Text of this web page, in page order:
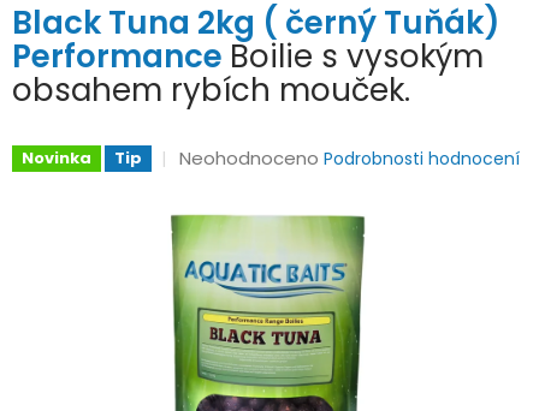
Black Tuna 2kg ( černý Tuňák)
Performance Boilie s vysokým
obsahem rybích mouček.
Novinka Tip
Průměrné
produktu
je
0,0
z
5
hvězdiček.
Neohodnoceno Podrobnosti hodnocení